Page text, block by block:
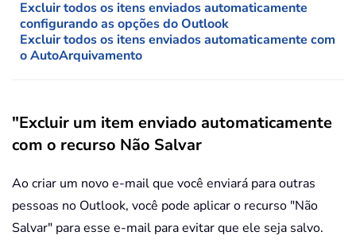
Excluir todos os itens enviados automaticamente
configurando as opções do Outlook
Excluir todos os itens enviados automaticamente com
o AutoArquivamento
"Excluir um item enviado automaticamente
com o recurso Não Salvar
Ao criar um novo e-mail que você enviará para outras
pessoas no Outlook, você pode aplicar o recurso "Não
Salvar" para esse e-mail para evitar que ele seja salvo.